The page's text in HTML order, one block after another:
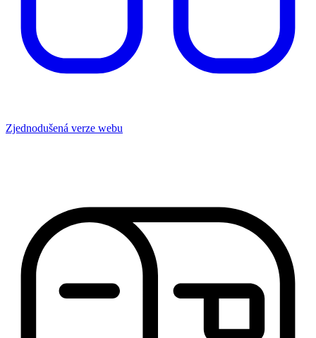
Zjednodušená verze webu